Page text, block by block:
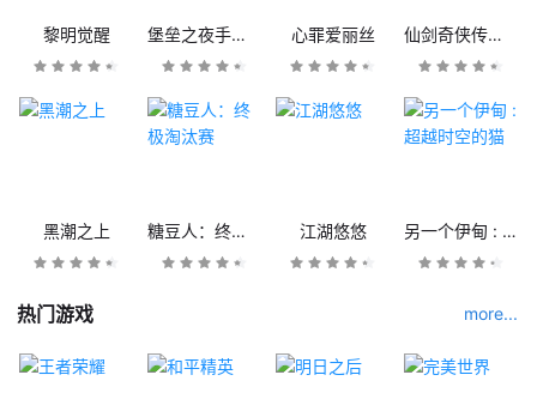
黎明觉醒 堡垒之夜手机版 心罪爱丽丝 仙剑奇侠传九野
黑潮之上 糖豆人：终极淘汰赛 江湖悠悠 另一个伊甸 : 超越时空的猫
热门游戏 more...